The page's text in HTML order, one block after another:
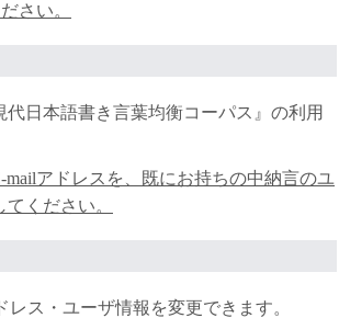
さい。
日本語書き言葉均衡コーパス』の利用
mailアドレスを、既にお持ちの中納言のユ
ください。
ス・ユーザ情報を変更できます。